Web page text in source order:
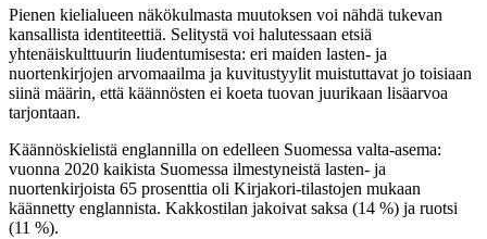
Pienen kielialueen näkökulmasta muutoksen voi nähdä tukevan
kansallista identiteettiä. Selitystä voi halutessaan etsiä
yhtenäiskulttuurin liudentumisesta: eri maiden lasten- ja
nuortenkirjojen arvomaailma ja kuvitustyylit muistuttavat jo toisiaan
siinä määrin, että käännösten ei koeta tuovan juurikaan lisäarvoa
tarjontaan.
Käännöskielistä englannilla on edelleen Suomessa valta-asema:
vuonna 2020 kaikista Suomessa ilmestyneistä lasten- ja
nuortenkirjoista 65 prosenttia oli Kirjakori-tilastojen mukaan
käännetty englannista. Kakkostilan jakoivat saksa (14 %) ja ruotsi
(11 %).